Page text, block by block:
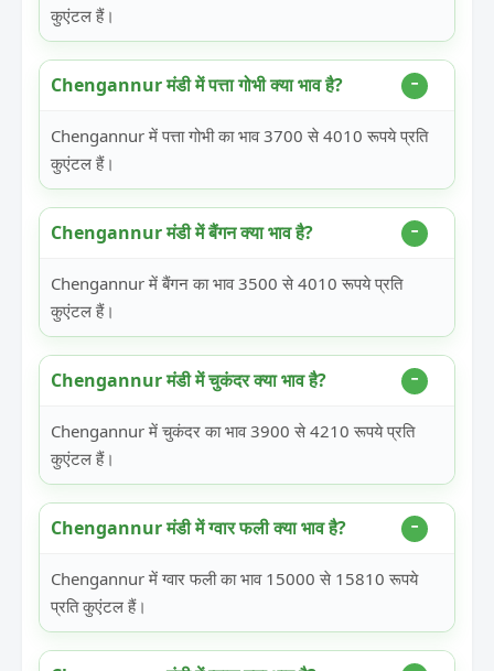
कुएंटल हैं।
Chengannur मंडी में पत्ता गोभी क्या भाव है?
Chengannur में पत्ता गोभी का भाव 3700 से 4010 रूपये प्रति
कुएंटल हैं।
Chengannur मंडी में बैंगन क्या भाव है?
Chengannur में बैंगन का भाव 3500 से 4010 रूपये प्रति
कुएंटल हैं।
Chengannur मंडी में चुकंदर क्या भाव है?
Chengannur में चुकंदर का भाव 3900 से 4210 रूपये प्रति
कुएंटल हैं।
Chengannur मंडी में ग्वार फली क्या भाव है?
Chengannur में ग्वार फली का भाव 15000 से 15810 रूपये
प्रति कुएंटल हैं।